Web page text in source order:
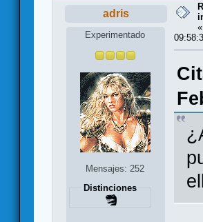
adris
Experimentado
Mensajes: 252
Distinciones
«